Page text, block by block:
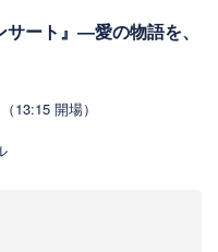
サート』―愛の物語を、
13:15 開場）